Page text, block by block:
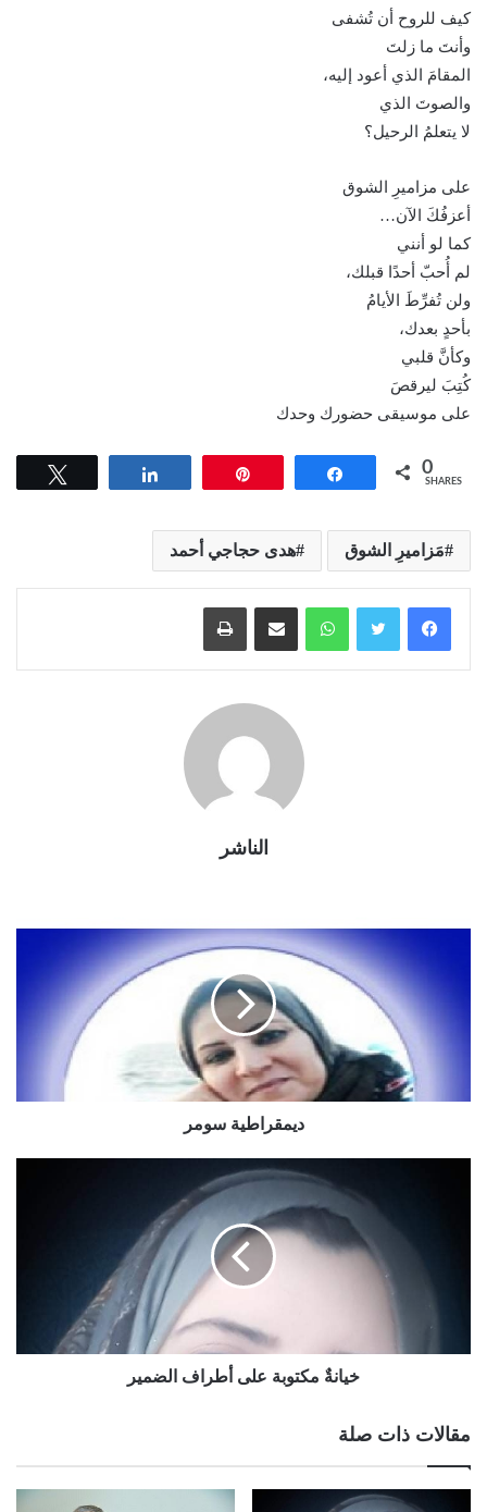
كيف للروح أن تُشفى
وأنتَ ما زلتَ
المقامَ الذي أعود إليه،
والصوتَ الذي
لا يتعلمُ الرحيل؟
على مزاميرِ الشوق
أعزفُكَ الآن…
كما لو أنني
لم أُحبّ أحدًا قبلك،
ولن تُفرِّطَ الأيامُ
بأحدٍ بعدك،
وكأنَّ قلبي
كُتِبَ ليرقصَ
على موسيقى حضورك وحدك
Share 0
SHARES
مَزاميرِ الشوق ھدى حجاجي أحمد
واتساب مشاركة عبر البريد طباعة
الناشر
ديمقراطية سومر
خيانةٌ مكتوبة على أطراف الضمير
مقالات ذات صلة